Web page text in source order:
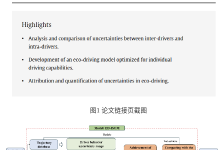
图1 论文链接页截图